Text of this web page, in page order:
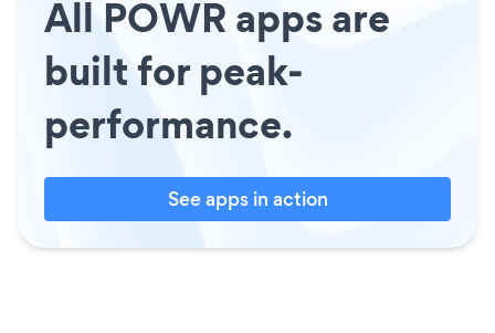
All POWR apps are
built for peak-
performance.
See apps in action